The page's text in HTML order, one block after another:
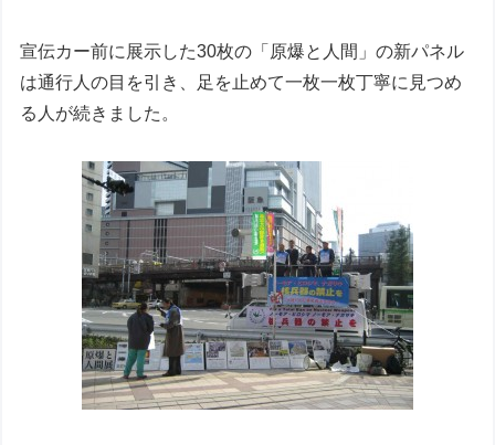
宣伝カー前に展示した30枚の「原爆と人間」の新パネル
は通行人の目を引き、足を止めて一枚一枚丁寧に見つめ
る人が続きました。